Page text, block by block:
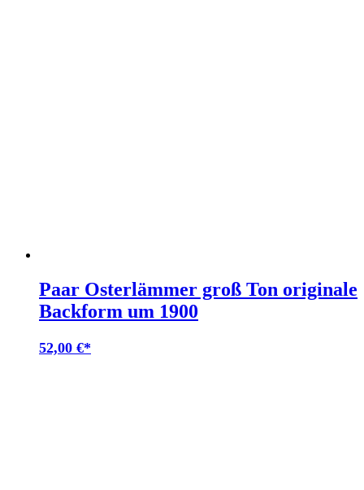
Paar Osterlämmer groß Ton originale
Backform um 1900
52,00 €